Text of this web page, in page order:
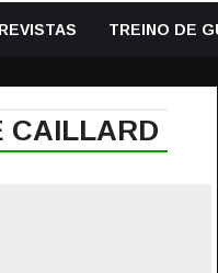
TREINO DE
CAILLARD